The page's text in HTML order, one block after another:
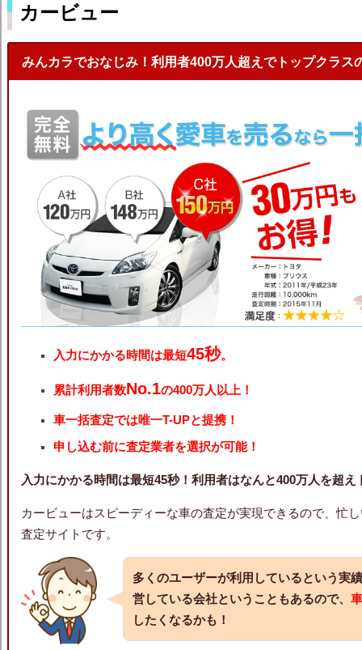
カービュー
みんカラでおなじみ！利用者400万人超えでトップクラス
入力にかかる時間は最短45秒。
累計利用者数No.1の400万人以上！
車一括査定では唯一T-UPと提携！
申し込む前に査定業者を選択が可能！
入力にかかる時間は最短45秒！利用者はなんと400万人を超え
カービューはスピーディーな車の査定が実現できるので、忙
査定サイトです。
多くのユーザーが利用しているという実
営している会社ということもあるので、
したくなるかも！